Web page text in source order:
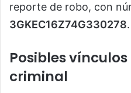
reporte de robo, con
3GKEC16Z74G330278.
Posibles
criminal